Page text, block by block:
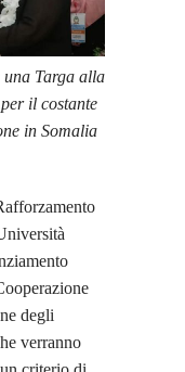
una Targa alla
il costante
in Somalia
degli
verranno